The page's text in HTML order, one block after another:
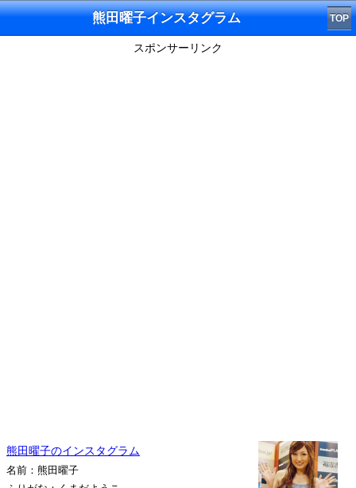
熊田曜子インスタグラム TOP
スポンサーリンク
熊田曜子のインスタグラム
名前：熊田曜子